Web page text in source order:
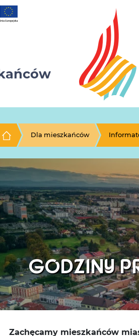
Dla mieszkańców
GODZINY
Zachęcamy mieszkańców